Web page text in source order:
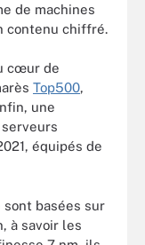
de machines
contenu chiffré.
cœur de
Top500,
une
équipés de
basées sur
à savoir les